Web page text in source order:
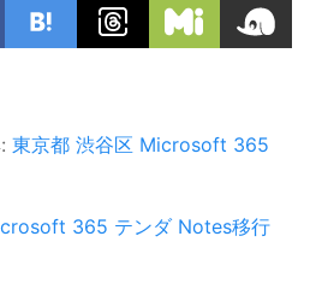
東京都 渋谷区 Microsoft 365
365 テンダ Notes移行